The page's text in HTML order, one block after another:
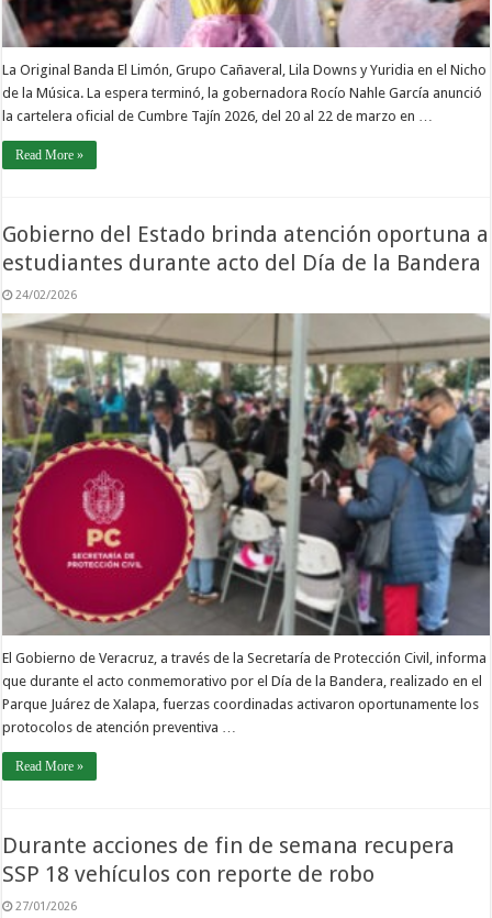
La Original Banda El Limón, Grupo Cañaveral, Lila Downs y Yuridia en el Nicho
de la Música. La espera terminó, la gobernadora Rocío Nahle García anunció
la cartelera oficial de Cumbre Tajín 2026, del 20 al 22 de marzo en …
Read More »
Gobierno del Estado brinda atención oportuna a
estudiantes durante acto del Día de la Bandera
24/02/2026
El Gobierno de Veracruz, a través de la Secretaría de Protección Civil, informa
que durante el acto conmemorativo por el Día de la Bandera, realizado en el
Parque Juárez de Xalapa, fuerzas coordinadas activaron oportunamente los
protocolos de atención preventiva …
Read More »
Durante acciones de fin de semana recupera
SSP 18 vehículos con reporte de robo
27/01/2026